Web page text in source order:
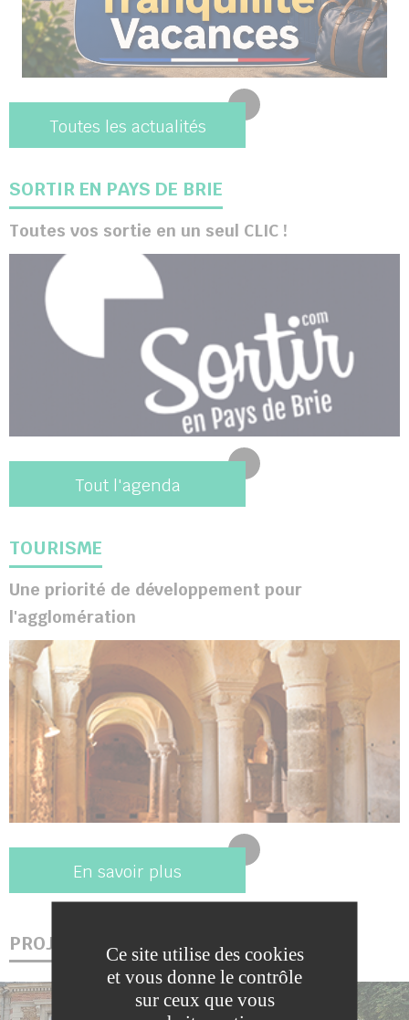
Toutes les actualités
SORTIR EN PAYS DE BRIE
Toutes vos sortie en un seul CLIC !
Tout l'agenda
TOURISME
Une priorité de développement pour
l'agglomération
En savoir plus
PROJETS
Ce site utilise des cookies
et vous donne le contrôle
sur ceux que vous